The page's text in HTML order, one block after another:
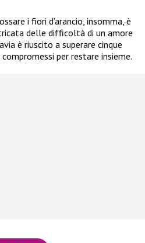
i fiori d’arancio, insomma, è
delle difficoltà di un amore
è riuscito a superare cinque
per restare insieme.